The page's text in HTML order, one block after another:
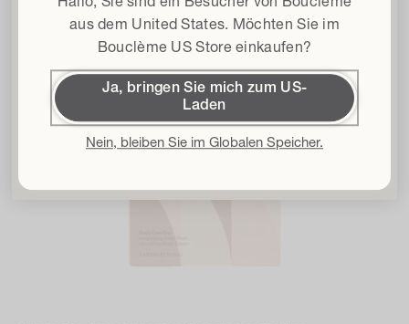
aus dem United States. Möchten Sie im
Bouclème US Store einkaufen?
Ja, bringen Sie mich zum US-
Laden
Nein, bleiben Sie im Globalen Speicher.
Terms & conditions
I agree to the Terms and Conditions*
Get 15% off
By subscribing I accept the Terms and
Conditionsand I give my consent to receive Bouclème emails about the
latest product launches, sales and events. You can unsubscribe at any time.